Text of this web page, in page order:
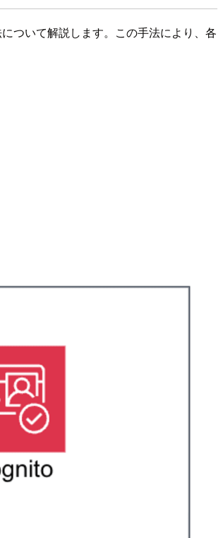
ついて解説します。この手法により、各